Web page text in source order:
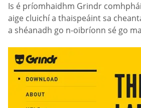
Is é príomhaidhm Grindr
aige cluichí a thaispeáint sa
a shéanadh go n-oibríonn sé go